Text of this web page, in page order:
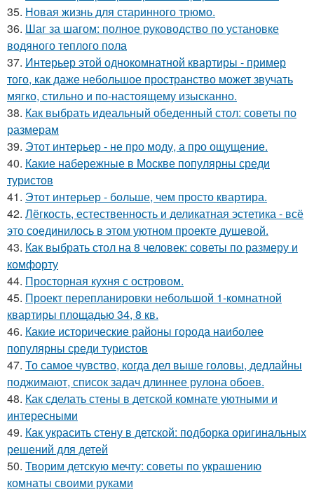
35. Новая жизнь для старинного трюмо.
36. Шаг за шагом: полное руководство по установке
водяного теплого пола
37. Интерьер этой однокомнатной квартиры - пример
того, как даже небольшое пространство может звучать
мягко, стильно и по-настоящему изысканно.
38. Как выбрать идеальный обеденный стол: советы по
размерам
39. Этот интерьер - не про моду, а про ощущение.
40. Какие набережные в Москве популярны среди
туристов
41. Этот интерьер - больше, чем просто квартира.
42. Лёгкость, естественность и деликатная эстетика - всё
это соединилось в этом уютном проекте душевой.
43. Как выбрать стол на 8 человек: советы по размеру и
комфорту
44. Просторная кухня с островом.
45. Проект перепланировки небольшой 1-комнатной
квартиры площадью 34, 8 кв.
46. Какие исторические районы города наиболее
популярны среди туристов
47. То самое чувство, когда дел выше головы, дедлайны
поджимают, список задач длиннее рулона обоев.
48. Как сделать стены в детской комнате уютными и
интересными
49. Как украсить стену в детской: подборка оригинальных
решений для детей
50. Творим детскую мечту: советы по украшению
комнаты своими руками